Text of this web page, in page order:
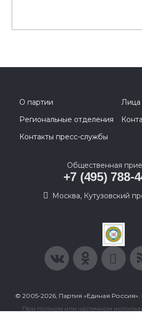
О партии
Лица
Региональные отделения
Контакты пресс-службы
Общественная
+7 (495) 788-
Москва, Кутузовский
© 2005-2026, Партия «Единая
При полном или частичном